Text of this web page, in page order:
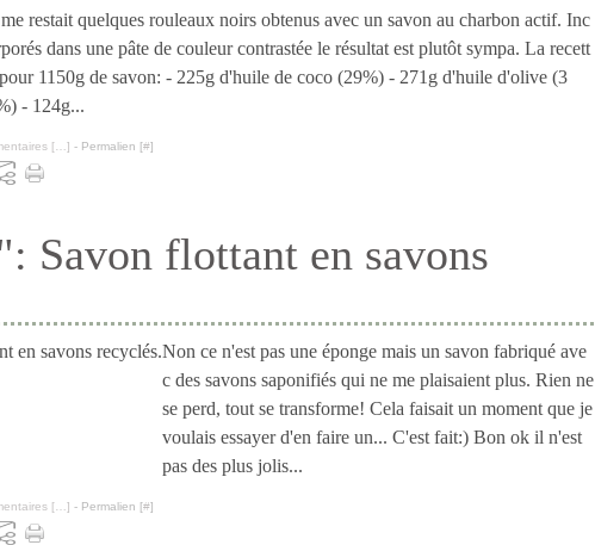
restait quelques rouleaux noirs obtenus avec un savon au charbon actif. Inc
dans une pâte de couleur contrastée le résultat est plutôt sympa. La recett
1150g de savon: - 225g d'huile de coco (29%) - 271g d'huile d'olive (3
- 124g...
[ ] - Permalien [#]
Savon flottant en savons
Non ce n'est pas une éponge mais un savon fabriqué ave
c des savons saponifiés qui ne me plaisaient plus. Rien ne
se perd, tout se transforme! Cela faisait un moment que je
voulais essayer d'en faire un... C'est fait:) Bon ok il n'est
pas des plus jolis...
[ ] - Permalien [#]